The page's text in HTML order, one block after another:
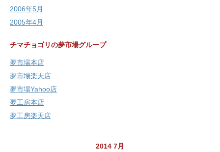
2006年5月
2005年4月
チマチョゴリの夢市場グループ
夢市場本店
夢市場楽天店
夢市場Yahoo店
夢工房本店
夢工房楽天店
2014 7月